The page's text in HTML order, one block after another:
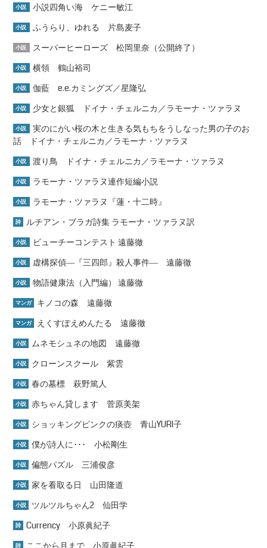
小説 小説四角い海 ケニー敏江
小説 ふうらり、ゆれる 片島麦子
小説 スーパーヒーローズ 松岡里奈（公開終了）
小説 横領 鶴山裕司
小説 伽藍 e.e.カミングズ／星隆弘
小説 少女と銀狐 ドイナ・チェルニカ／ラモーナ・ツァラヌ
小説
実のにがい桜の木と生きる気もちをうしなった男の子のお
話 ドイナ・チェルニカ／ラモーナ・ツァラヌ
小説 渡り鳥 ドイナ・チェルニカ／ラモーナ・ツァラヌ
小説 ラモーナ・ツァラヌ連作短編小説
小説 ラモーナ・ツァラヌ『蓮・十二時』
詩 ルチアン・ブラガ詩集 ラモーナ・ツァラヌ訳
小説 ビューチーコンテスト 遠藤徹
小説 虚構探偵―『三四郎』殺人事件― 遠藤徹
小説 物語健康法（入門編） 遠藤徹
マンガ キノコの森 遠藤徹
マンガ えくすぽえめんたる 遠藤徹
小説 ムネモシュネの地図 遠藤徹
小説 クローンスクール 紫雲
小説 春の墓標 萩野篤人
小説 赤ちゃん貸します 菅原美架
小説 ショッキングピンクの痰壺 青山YURI子
小説 僕が詩人に･･･ 小松剛生
小説 偏態パズル 三浦俊彦
小説 家を看取る日 山田隆道
小説 ツルツルちゃん2 仙田学
詩 Currency 小原眞紀子
詩 ここから月まで 小原眞紀子